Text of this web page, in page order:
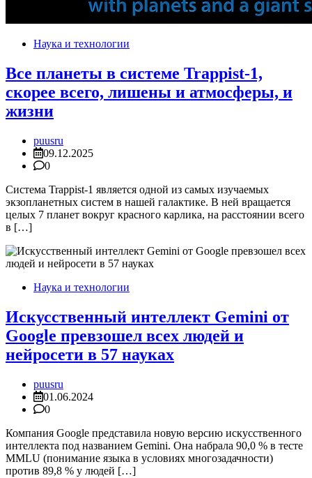
Наука и технологии
Все планеты в системе Trappist-1,
скорее всего, лишены и атмосферы, и
жизни
puusru
09.12.2025
0
Система Trappist-1 является одной из самых изучаемых
экзопланетных систем в нашей галактике. В ней вращается
целых 7 планет вокруг красного карлика, на расстоянии всего
в […]
Наука и технологии
Искусственный интеллект Gemini от
Google превзошел всех людей и
нейросети в 57 науках
puusru
01.06.2024
0
Компания Google представила новую версию искусственного
интеллекта под названием Gemini. Она набрала 90,0 % в тесте
MMLU (понимание языка в условиях многозадачности)
против 89,8 % у людей […]